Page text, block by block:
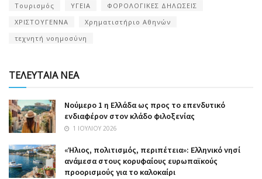
Τουρισμός
ΥΓΕΙΑ
ΦΟΡΟΛΟΓΙΚΕΣ ΔΗΛΩΣΕΙΣ
ΧΡΙΣΤΟΥΓΕΝΝΑ
Χρηματιστήριο Αθηνών
τεχνητή νοημοσύνη
ΤΕΛΕΥΤΑΙΑ ΝΕΑ
Nούμερο 1 η Ελλάδα ως προς το επενδυτικό
ενδιαφέρον στον κλάδο φιλοξενίας
1 ΙΟΥΛΊΟΥ 2026
«Ήλιος, πολιτισμός, περιπέτεια»: Ελληνικό νησί
ανάμεσα στους κορυφαίους ευρωπαϊκούς
προορισμούς για το καλοκαίρι